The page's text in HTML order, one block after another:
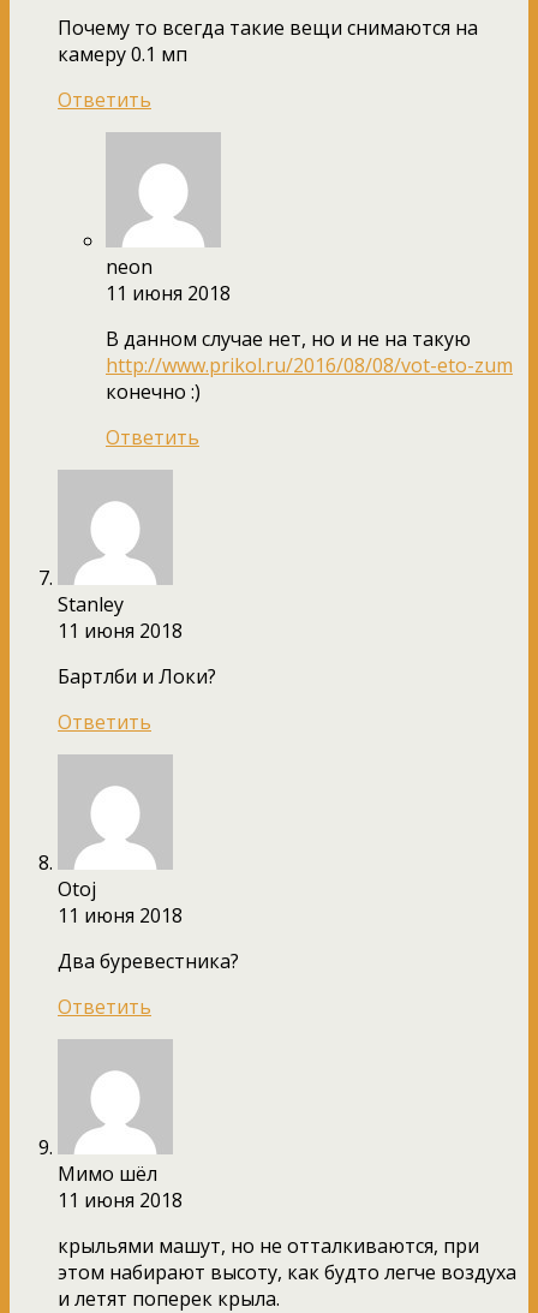
Почему то всегда такие вещи снимаются на
камеру 0.1 мп
Ответить
neon
11 июня 2018
В данном случае нет, но и не на такую
http://www.prikol.ru/2016/08/08/vot-eto-zum
конечно :)
Ответить
Stanley
11 июня 2018
Бартлби и Локи?
Ответить
Otoj
11 июня 2018
Два буревестника?
Ответить
Мимо шёл
11 июня 2018
крыльями машут, но не отталкиваются, при
этом набирают высоту, как будто легче воздуха
и летят поперек крыла.